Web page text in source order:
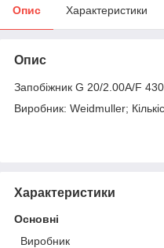
Опис Характеристики
Опис
Запобіжник G 20/2.00А/F
Виробник: Weidmuller;
Характеристики
Основні
Виробник